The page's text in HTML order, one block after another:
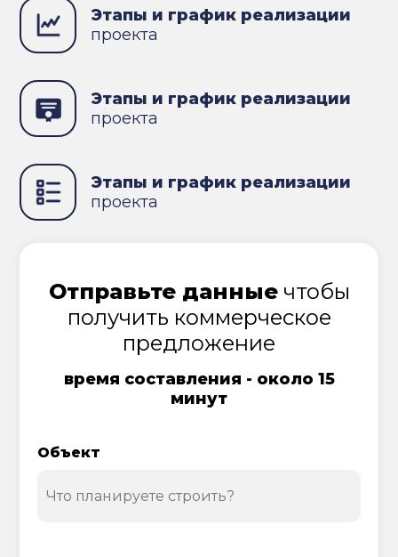
Этапы и график реализации
проекта
Этапы и график реализации
проекта
Этапы и график реализации
проекта
Отправьте данныечтобы
получить коммерческое
предложение
время составления - около 15
минут
Объект